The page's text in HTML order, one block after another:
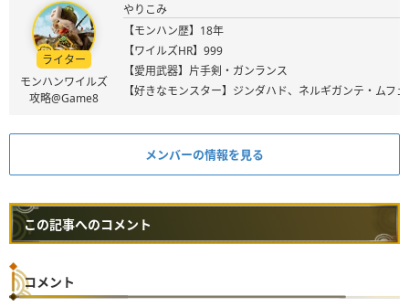
ライター
モンハンワイルズ
攻略@Game8
やりこみ
【モンハン歴】18年
【ワイルズHR】999
【愛用武器】片手剣・ガンランス
【好きなモンスター】ジンダハド、ネルギガンテ・ムフ
メンバーの情報を見る
この記事へのコメント
コメント